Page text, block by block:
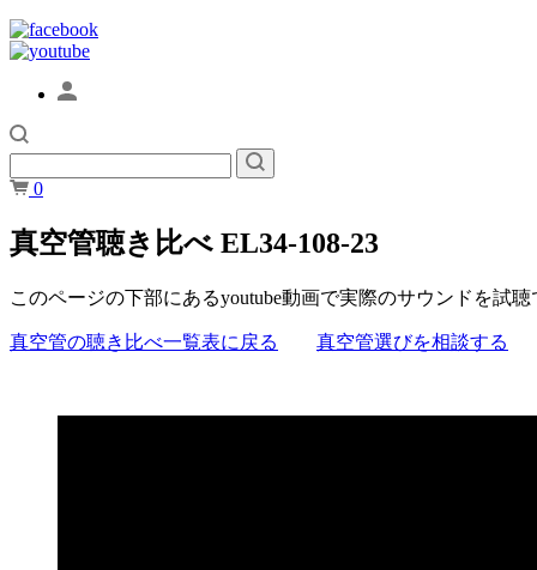
0
真空管聴き比べ EL34-108-23
このページの下部にあるyoutube動画で実際のサウンドを試
真空管の聴き比べ一覧表に戻る 真空管選びを相談する